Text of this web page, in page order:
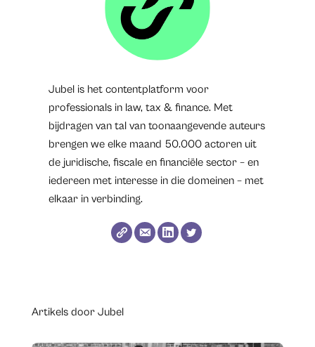
Jubel is het contentplatform voor
professionals in law, tax & finance. Met
bijdragen van tal van toonaangevende auteurs
brengen we elke maand 50.000 actoren uit
de juridische, fiscale en financiële sector – en
iedereen met interesse in die domeinen – met
elkaar in verbinding.
Artikels door Jubel